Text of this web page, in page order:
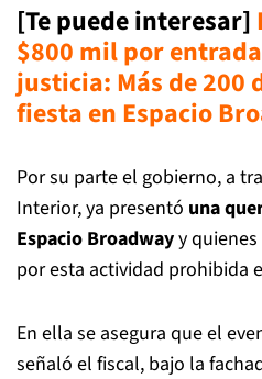
[Te puede interesar]
$800 mil por
justicia: Más de 200
fiesta en Espacio
Por su parte el gobierno, a
Interior, ya presentó una
Espacio Broadwayy
por esta actividad prohibida
En ella se asegura que el
señaló el fiscal, bajo la